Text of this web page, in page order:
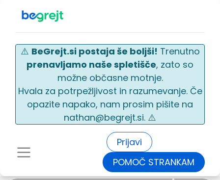
Prijavi
POMOČ STRANKAM
⚠️ BeGrejt.si postaja še boljši! Trenutno
prenavljamo naše spletišče, zato so
možne občasne motnje.
Hvala za potrpežljivost in razumevanje. Če
opazite napako, nam prosim pišite na
nathan@begrejt.si. ⚠️